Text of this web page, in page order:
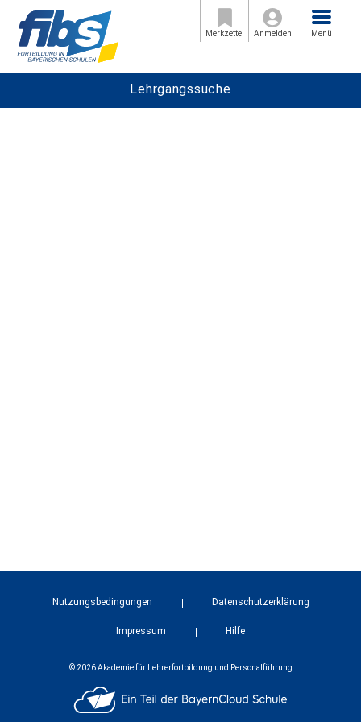
Merkzettel Anmelden
Menü
Menü
Lehrgangssuche
Nutzungsbedingungen Datenschutzerklärung
Impressum Hilfe
© 2026 Akademie für Lehrerfortbildung und Personalführung